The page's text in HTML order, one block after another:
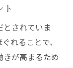
ト
されていま
れることで、
が高まるため